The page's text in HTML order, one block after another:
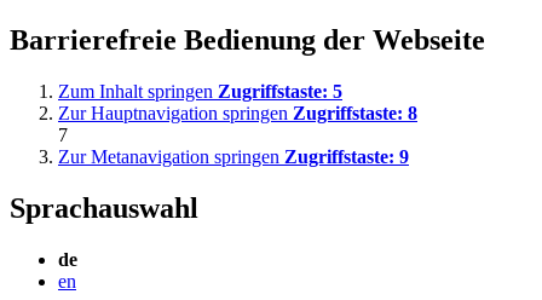
Barrierefreie Bedienung der Webseite
Zum Inhalt springen Zugriffstaste: 5
Zur Hauptnavigation springen Zugriffstaste: 8
7
Zur Metanavigation springen Zugriffstaste: 9
Sprachauswahl
de
en